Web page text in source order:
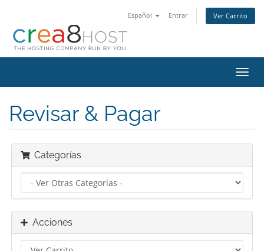
Español Entrar Ver Carrito
Revisar & Pagar
Categorías
Acciones